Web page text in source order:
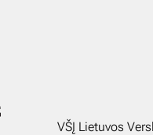
VŠĮ Lietuvos